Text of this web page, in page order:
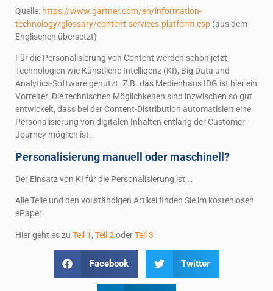
Quelle: https://www.gartner.com/en/information-
technology/glossary/content-services-platform-csp (aus dem
Englischen übersetzt)
Für die Personalisierung von Content werden schon jetzt
Technologien wie Künstliche Intelligenz (KI), Big Data und
Analytics-Software genutzt. Z.B. das Medienhaus IDG ist hier ein
Vorreiter. Die technischen Möglichkeiten sind inzwischen so gut
entwickelt, dass bei der Content-Distribution automatisiert eine
Personalisierung von digitalen Inhalten entlang der Customer
Journey möglich ist.
Personalisierung manuell oder maschinell?
Der Einsatz von KI für die Personalisierung ist …
Alle Teile und den vollständigen Artikel finden Sie im kostenlosen
ePaper:
Hier geht es zu Teil 1 , Teil 2 oderTeil 3
Facebook Twitter